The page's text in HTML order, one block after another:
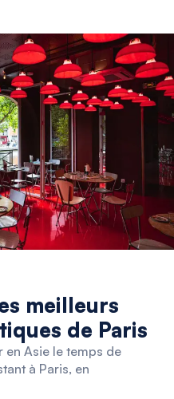
meilleurs
de Paris
en Asie le temps de
à Paris, en